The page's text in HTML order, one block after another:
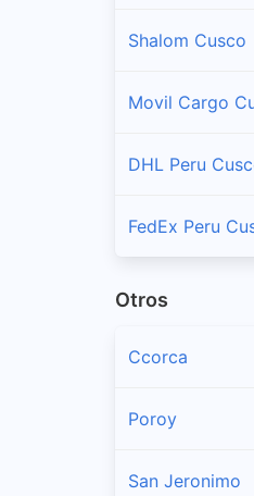
Shalom Cusco
Movil Cargo
DHL Peru
FedEx Peru
Otros
Ccorca
Poroy
San Jeronimo